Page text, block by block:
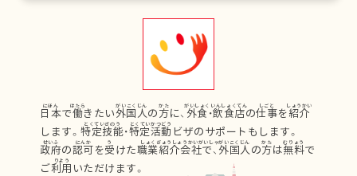
日本で働きたい外国人の方に、 外食 ・飲食店の仕事を紹介
します。特定技能・特定活動 ビザのサポートもします。
政府の認可を受けた職業紹介会社で、 外国人の方は無料で
ご利用 いただけます。